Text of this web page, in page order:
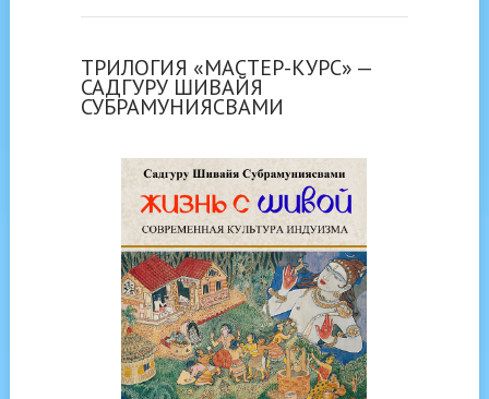
ТРИЛОГИЯ «МАСТЕР-КУРС» —
САДГУРУ ШИВАЙЯ
СУБРАМУНИЯСВАМИ